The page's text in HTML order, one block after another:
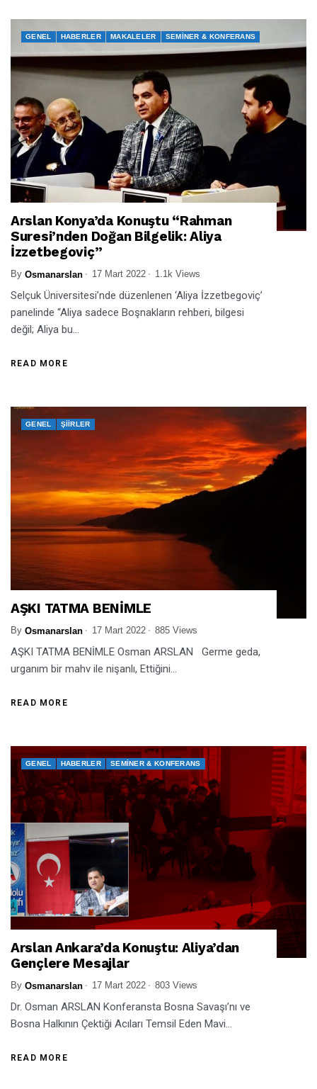
GENEL HABERLER MAKALELER SEMINER & KONFERANS
Arslan Konya’da Konuştu “Rahman
Suresi’nden Doğan Bilgelik: Aliya
İzzetbegoviç”
By Osmanarslan 17 Mart 2022 1.1k Views
Selçuk Üniversitesi’nde düzenlenen ‘Aliya İzzetbegoviç’
panelinde “Aliya sadece Boşnakların rehberi, bilgesi
değil; Aliya bu...
READ MORE
GENEL ŞIIRLER
AŞKI TATMA BENİMLE
By Osmanarslan 17 Mart 2022 885 Views
AŞKI TATMA BENİMLE Osman ARSLAN Germe geda,
urganım bir mahv ile nişanlı, Ettiğini...
READ MORE
GENEL HABERLER SEMINER & KONFERANS
Arslan Ankara’da Konuştu: Aliya’dan
Gençlere Mesajlar
By Osmanarslan 17 Mart 2022 803 Views
Dr. Osman ARSLAN Konferansta Bosna Savaşı’nı ve
Bosna Halkının Çektiği Acıları Temsil Eden Mavi...
READ MORE